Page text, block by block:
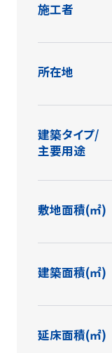
施工者
所在地
建築タイプ/
主要用途
敷地面積(㎡)
建築面積(㎡)
延床面積(㎡)